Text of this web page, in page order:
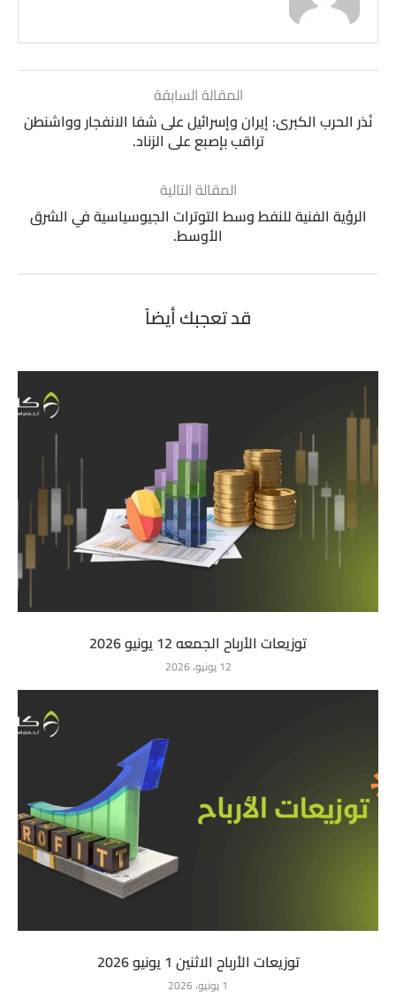
المقالة السابقة
نُذر الحرب الكبرى: إيران وإسرائيل على شفا الانفجار وواشنطن
تراقب بإصبع على الزناد.
المقالة التالية
الرؤية الفنية للنفط وسط التوترات الجيوسياسية في الشرق
الأوسط.
قد تعجبك أيضاً
توزيعات الأرباح الجمعه 12 يونيو 2026
12 يونيو، 2026
توزيعات الأرباح الاثنين 1 يونيو 2026
1 يونيو، 2026